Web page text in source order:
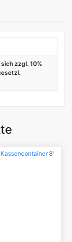
zzgl. 10%